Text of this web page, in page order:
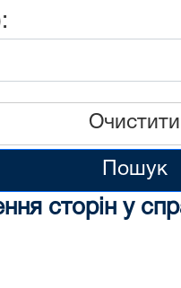
Очистити
Пошук
сторін у